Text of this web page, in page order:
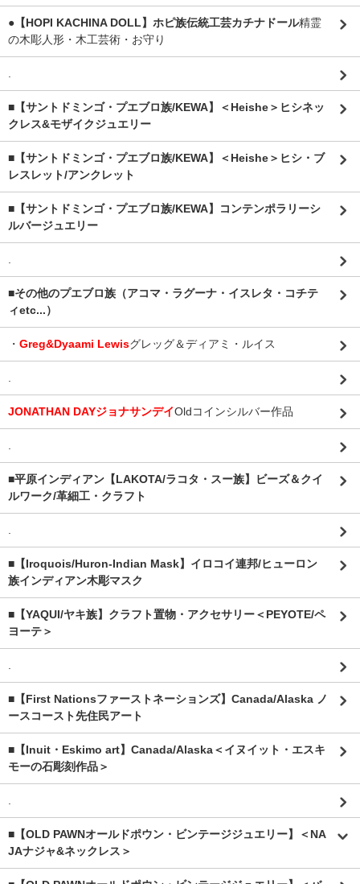
●【HOPI KACHINA DOLL】ホピ族伝統工芸カチナドール精霊
の木彫人形・木工芸術・お守り
.
■【サントドミンゴ・プエブロ族/KEWA】＜Heishe＞ヒシネッ
クレス&モザイクジュエリー
■【サントドミンゴ・プエブロ族/KEWA】＜Heishe＞ヒシ・ブ
レスレット/アンクレット
■【サントドミンゴ・プエブロ族/KEWA】コンテンポラリーシ
ルバージュエリー
.
■その他のプエブロ族（アコマ・ラグーナ・イスレタ・コチテ
ィetc...）
・ Greg&Dyaami Lewisグレッグ＆ディアミ・ルイス
.
JONATHAN DAYジョナサンデイOldコインシルバー作品
.
■平原インディアン【LAKOTA/ラコタ・スー族】ビーズ＆クイ
ルワーク/革細工・クラフト
.
■【Iroquois/Huron-Indian Mask】イロコイ連邦/ヒューロン
族インディアン木彫マスク
■【YAQUI/ヤキ族】クラフト置物・アクセサリー＜PEYOTE/ペ
ヨーテ＞
.
■【First Nationsファーストネーションズ】Canada/Alaska ノ
ースコースト先住民アート
■【Inuit・Eskimo art】Canada/Alaska＜イヌイット・エスキ
モーの石彫刻作品＞
.
■【OLD PAWNオールドポウン・ビンテージジュエリー】＜NA
JAナジャ&ネックレス＞